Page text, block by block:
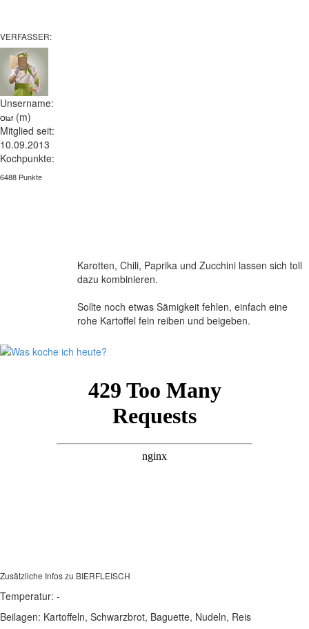
VERFASSER:
Unsername:
Olaf (m)
Mitglied seit:
10.09.2013
Kochpunkte:
6488 Punkte
Karotten, Chili, Paprika und Zucchini lassen sich toll
dazu kombinieren.
Sollte noch etwas Sämigkeit fehlen, einfach eine
rohe Kartoffel fein reiben und beigeben.
Zusätzliche Infos zu BIERFLEISCH
Temperatur: -
Beilagen: Kartoffeln, Schwarzbrot, Baguette, Nudeln, Reis